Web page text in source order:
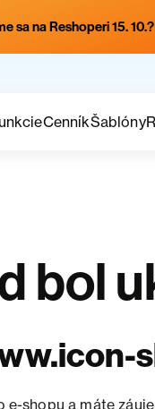
sa na Reshoperi 15. 10.?
CenníkŠablóny
bol
shopu a máte